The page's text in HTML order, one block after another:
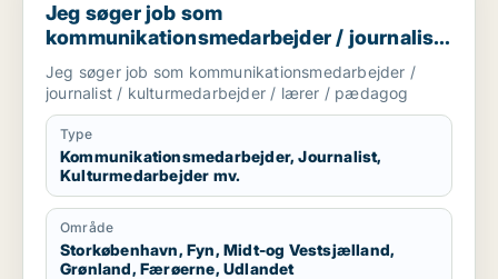
Jeg søger job som
kommunikationsmedarbejder / journalist
/ kulturmedarbejder / lærer / pædagog
Jeg søger job som kommunikationsmedarbejder /
journalist / kulturmedarbejder / lærer / pædagog
Type
Kommunikationsmedarbejder, Journalist,
Kulturmedarbejder mv.
Område
Storkøbenhavn, Fyn, Midt-og Vestsjælland,
Grønland, Færøerne, Udlandet